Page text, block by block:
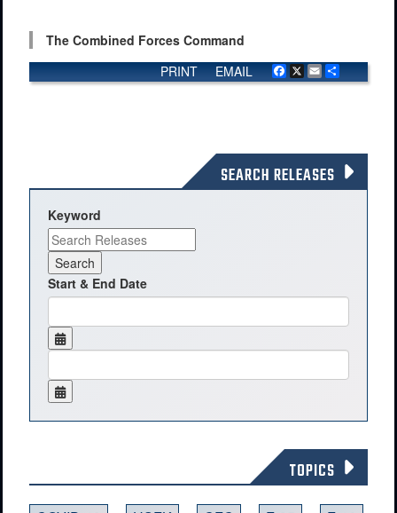
The Combined Forces Command
Facebook
X Email
EMAIL
PRINT
SEARCH RELEASES
Keyword
Start & End Date
TOPICS